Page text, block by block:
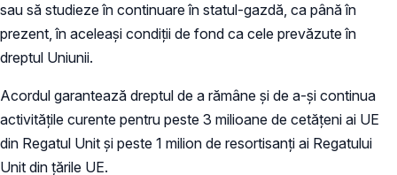
sau să studieze în continuare în statul-gazdă, ca până în
prezent, în aceleași condiții de fond ca cele prevăzute în
dreptul Uniunii.
Acordul garantează dreptul de a rămâne și de a-și continua
activitățile curente pentru peste 3 milioane de cetățeni ai UE
din Regatul Unit și peste 1 milion de resortisanți ai Regatului
Unit din țările UE.